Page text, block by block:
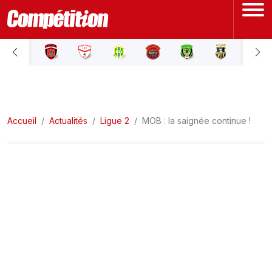
ACCUEIL
LIGUE 2
Accueil Actualités Ligue 2 MOB : la saignée continue !